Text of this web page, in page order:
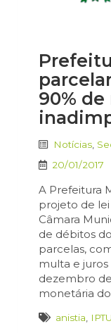
90%
Notícias
20/01/2017
A Prefeitura
projeto de lei
Câmara
de débitos
parcelas,
multa e
dezembro
monetária
anistia IPTU